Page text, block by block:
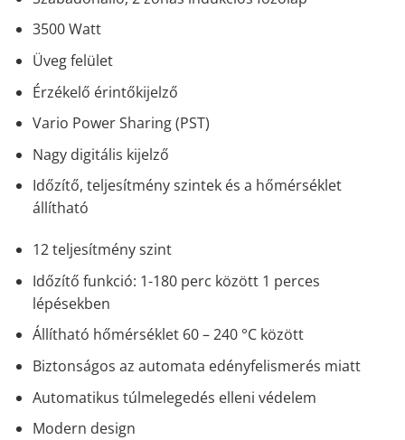
3500 Watt
Üveg felület
Érzékelő érintőkijelző
Vario Power Sharing (PST)
Nagy digitális kijelző
Időzítő, teljesítmény szintek és a hőmérséklet
állítható
12 teljesítmény szint
Időzítő funkció: 1-180 perc között 1 perces
lépésekben
Állítható hőmérséklet 60 – 240 °C között
Biztonságos az automata edényfelismerés miatt
Automatikus túlmelegedés elleni védelem
Modern design